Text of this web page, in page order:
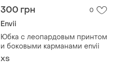
300 грн 0
Envii
Юбка с леопардовым принтом
и боковыми карманами envii
ХS